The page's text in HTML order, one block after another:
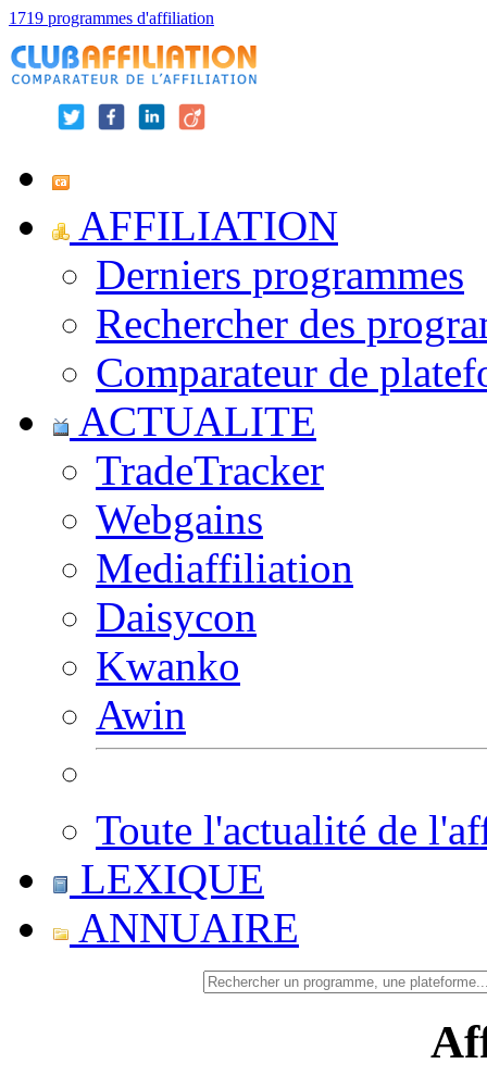
1719 programmes d'affiliation
AFFILIATION
Derniers programmes
Rechercher des
Comparateur de
ACTUALITE
TradeTracker
Webgains
Mediaffiliation
Daisycon
Kwanko
Awin
Toute l'actualité de
LEXIQUE
ANNUAIRE